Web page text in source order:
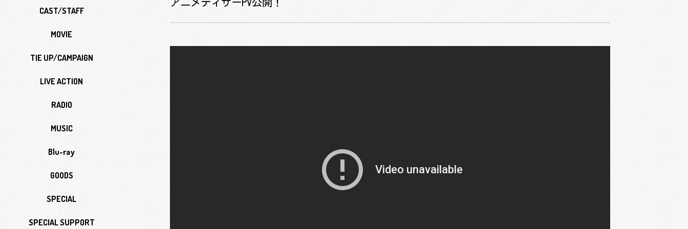
CAST/STAFF
MOVIE
TIE UP/CAMPAIGN
LIVE ACTION
RADIO
MUSIC
Blu-ray
GOODS
SPECIAL
SPECIAL SUPPORT
アニメティザーPV公開！